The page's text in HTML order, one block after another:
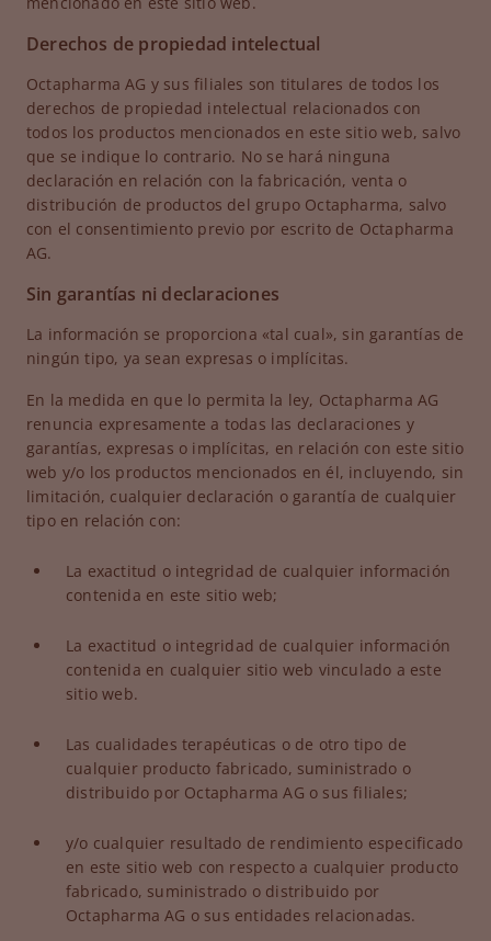
Derechos de propiedad intelectual
Octapharma AG y sus filiales son titulares de todos los
derechos de propiedad intelectual relacionados con
todos los productos mencionados en este sitio web, salvo
que se indique lo contrario. No se hará ninguna
declaración en relación con la fabricación, venta o
distribución de productos del grupo Octapharma, salvo
con el consentimiento previo por escrito de Octapharma
AG.
Sin garantías ni declaraciones
La información se proporciona «tal cual», sin garantías de
ningún tipo, ya sean expresas o implícitas.
En la medida en que lo permita la ley, Octapharma AG
renuncia expresamente a todas las declaraciones y
garantías, expresas o implícitas, en relación con este sitio
web y/o los productos mencionados en él, incluyendo, sin
limitación, cualquier declaración o garantía de cualquier
tipo en relación con:
La exactitud o integridad de cualquier información
contenida en este sitio web;
La exactitud o integridad de cualquier información
contenida en cualquier sitio web vinculado a este
sitio web.
Las cualidades terapéuticas o de otro tipo de
cualquier producto fabricado, suministrado o
distribuido por Octapharma AG o sus filiales;
y/o cualquier resultado de rendimiento especificado
en este sitio web con respecto a cualquier producto
fabricado, suministrado o distribuido por
Octapharma AG o sus entidades relacionadas.